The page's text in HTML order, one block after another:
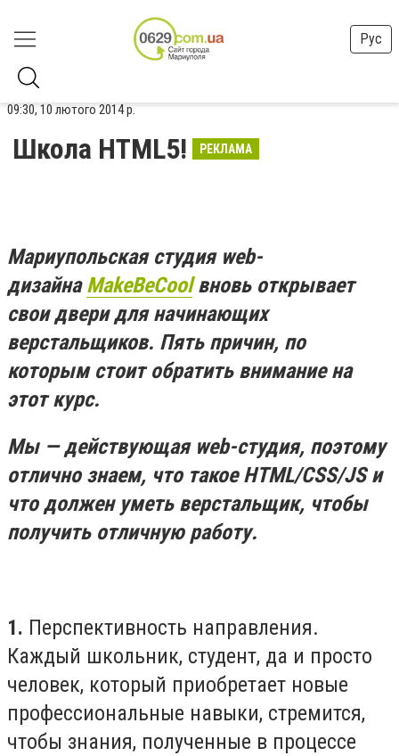
Рус
09:30, 10 лютого 2014 р.
Школа HTML5! РЕКЛАМА
Мариупольская студия web-
дизайнаMakeBeCoolвновь открывает
свои двери для начинающих
верстальщиков. Пять причин, по
которым стоит обратить внимание на
этот курс.
Мы — действующая web-студия, поэтому
отлично знаем, что такое HTML/CSS/JS и
что должен уметь верстальщик, чтобы
получить отличную работу.
1. Перспективность направления.
Каждый школьник, студент, да и просто
человек, который приобретает новые
профессиональные навыки, стремится,
чтобы знания, полученные в процессе